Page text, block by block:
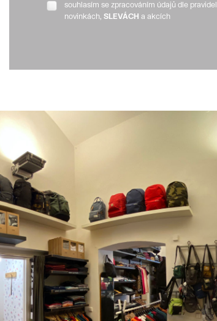
souhlasím se zpracováním údajů dle pravidel
novinkách, SLEVÁCH a akcích